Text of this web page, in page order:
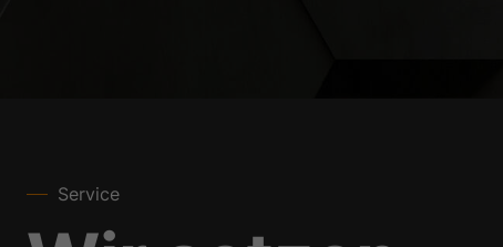
Service